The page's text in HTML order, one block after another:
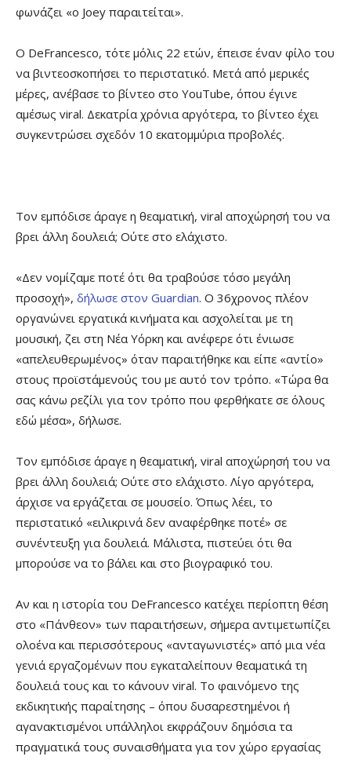
φωνάζει «ο Joey παραιτείται».
Ο DeFrancesco, τότε μόλις 22 ετών, έπεισε έναν φίλο του
να βιντεοσκοπήσει το περιστατικό. Μετά από μερικές
μέρες, ανέβασε το βίντεο στο YouTube, όπου έγινε
αμέσως viral. Δεκατρία χρόνια αργότερα, το βίντεο έχει
συγκεντρώσει σχεδόν 10 εκατομμύρια προβολές.
Τον εμπόδισε άραγε η θεαματική, viral αποχώρησή του να
βρει άλλη δουλειά; Ούτε στο ελάχιστο.
«Δεν νομίζαμε ποτέ ότι θα τραβούσε τόσο μεγάλη
προσοχή», δήλωσε στον Guardian. Ο 36χρονος πλέον
οργανώνει εργατικά κινήματα και ασχολείται με τη
μουσική, ζει στη Νέα Υόρκη και ανέφερε ότι ένιωσε
«απελευθερωμένος» όταν παραιτήθηκε και είπε «αντίο»
στους προϊστάμενούς του με αυτό τον τρόπο. «Τώρα θα
σας κάνω ρεζίλι για τον τρόπο που φερθήκατε σε όλους
εδώ μέσα», δήλωσε.
Τον εμπόδισε άραγε η θεαματική, viral αποχώρησή του να
βρει άλλη δουλειά; Ούτε στο ελάχιστο. Λίγο αργότερα,
άρχισε να εργάζεται σε μουσείο. Όπως λέει, το
περιστατικό «ειλικρινά δεν αναφέρθηκε ποτέ» σε
συνέντευξη για δουλειά. Μάλιστα, πιστεύει ότι θα
μπορούσε να το βάλει και στο βιογραφικό του.
Αν και η ιστορία του DeFrancesco κατέχει περίοπτη θέση
στο «Πάνθεον» των παραιτήσεων, σήμερα αντιμετωπίζει
ολοένα και περισσότερους «ανταγωνιστές» από μια νέα
γενιά εργαζομένων που εγκαταλείπουν θεαματικά τη
δουλειά τους και το κάνουν viral. Το φαινόμενο της
εκδικητικής παραίτησης – όπου δυσαρεστημένοι ή
αγανακτισμένοι υπάλληλοι εκφράζουν δημόσια τα
πραγματικά τους συναισθήματα για τον χώρο εργασίας